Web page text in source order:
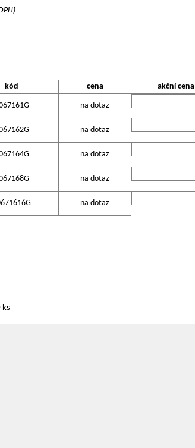
kód cena akční cena
na dotaz
na dotaz
na dotaz
na dotaz
na dotaz
ks